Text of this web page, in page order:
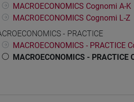
MACROECONOMICS Cognomi A-K
MACROECONOMICS Cognomi L-Z
- PRACTICE
MACROECONOMICS - PRACTICE
MACROECONOMICS - PRACTICE